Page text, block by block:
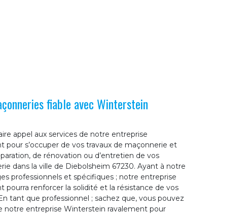
fiable avec Winterstein
appel aux services de notre entreprise
pour s’occuper de vos travaux de maçonnerie et
de rénovation ou d’entretien de vos
dans la ville de Diebolsheim 67230. Ayant à notre
professionnels et spécifiques ; notre entreprise
pourra renforcer la solidité et la résistance de vos
tant que professionnel ; sachez que, vous pouvez
notre entreprise Winterstein ravalement pour